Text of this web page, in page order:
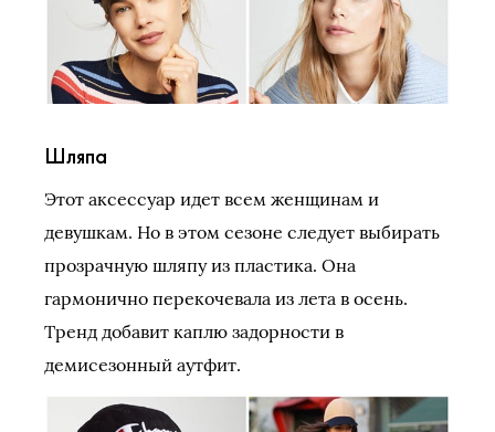
Шляпа
Этот аксессуар идет всем женщинам и
девушкам. Но в этом сезоне следует выбирать
прозрачную шляпу из пластика. Она
гармонично перекочевала из лета в осень.
Тренд добавит каплю задорности в
демисезонный аутфит.